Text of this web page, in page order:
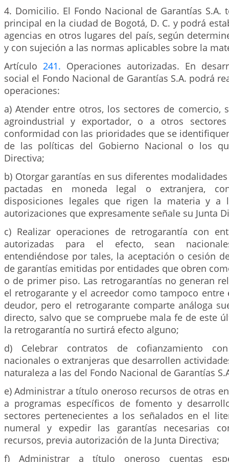
4. Domicilio. El Fondo Nacional de Garantías S.A.
principal en la ciudad de Bogotá, D. C. y podrá
agencias en otros lugares del país, según
y con sujeción a las normas aplicables sobre la
Artículo 241. Operaciones autorizadas. En
social el Fondo Nacional de Garantías S.A. podrá
operaciones:
a) Atender entre otros, los sectores de comercio,
agroindustrial y exportador, o a otros
conformidad con las prioridades que se
de las políticas del Gobierno Nacional o los
Directiva;
b) Otorgar garantías en sus diferentes
pactadas en moneda legal o extranjera,
disposiciones legales que rigen la materia y a
autorizaciones que expresamente señale su Junta
c) Realizar operaciones de retrogarantía con
autorizadas para el efecto, sean
entendiéndose por tales, la aceptación o cesión
de garantías emitidas por entidades que obren
o de primer piso. Las retrogarantías no generan
el retrogarante y el acreedor como tampoco entre
deudor, pero el retrogarante comparte análoga
directo, salvo que se compruebe mala fe de este
la retrogarantía no surtirá efecto alguno;
d) Celebrar contratos de cofianzamiento
nacionales o extranjeras que desarrollen
naturaleza a las del Fondo Nacional de Garantías
e) Administrar a título oneroso recursos de otras
a programas específicos de fomento y
sectores pertenecientes a los señalados en el
numeral y expedir las garantías necesarias
recursos, previa autorización de la Junta Directiva;
f) Administrar a título oneroso cuentas